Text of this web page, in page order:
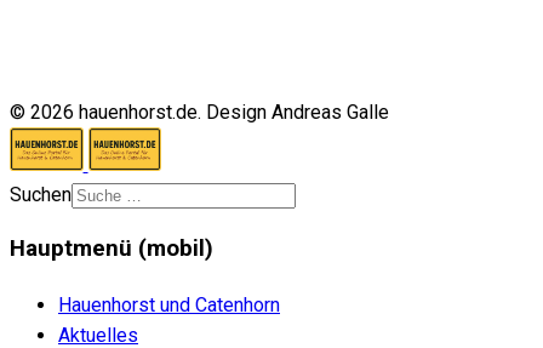
© 2026 hauenhorst.de. Design Andreas Galle
Suchen
Hauptmenü (mobil)
Hauenhorst und Catenhorn
Aktuelles